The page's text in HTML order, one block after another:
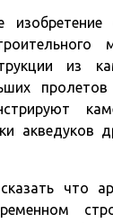
из
акведуков
что